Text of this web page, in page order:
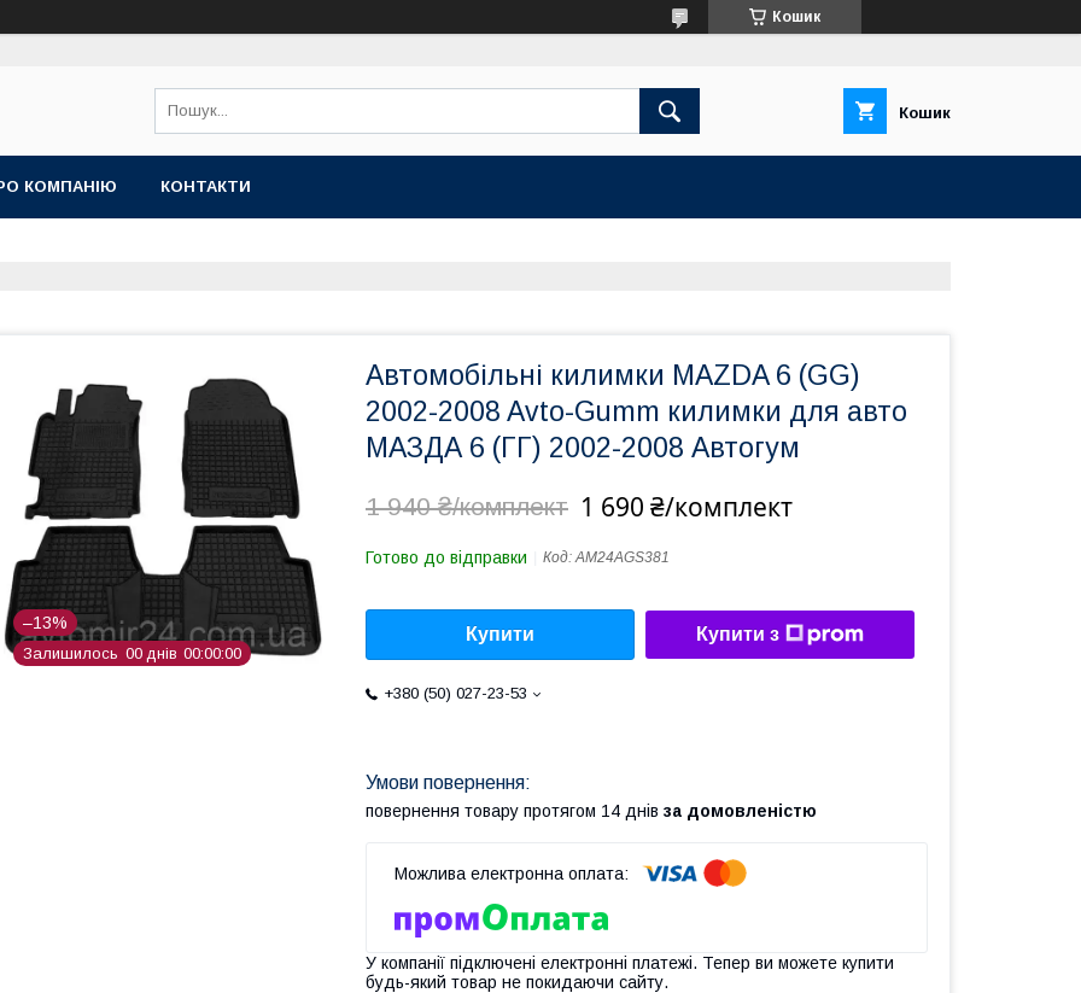
Кошик
Кошик
КОМПАНІЮ КОНТАКТИ
–13%
Залишилось 00 днів 00 00 00
Автомобільні килимки MAZDA 6 (GG)
2002-2008 Avto-Gumm килимки для авто
МАЗДА 6 (ГГ) 2002-2008 Автогум
1 940 ₴/комплект 1 690 ₴/комплект
Готово до відправки Код:AM24AGS381
Купити Купити з
+380 (50) 027-23-53
повернення товару протягом 14 днів за домовленістю
У компанії підключені електронні платежі. Тепер ви можете купити
будь-який товар не покидаючи сайту.